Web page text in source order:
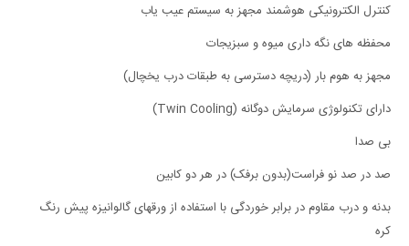
کنترل الکترونیکی هوشمند مجهز به سیستم عیب یاب
محفظه های نگه داری میوه و سبزیجات
مجهز به هوم بار (دریچه دسترسی به طبقات درب یخچال)
دارای تکنولوژی سرمایش دوگانه (Twin Cooling)
بی صدا
صد در صد نو فراست(بدون برفک) در هر دو کابین
بدنه و درب مقاوم در برابر خوردگی با استفاده از ورقهای گالوانیزه پیش رنگ
کره